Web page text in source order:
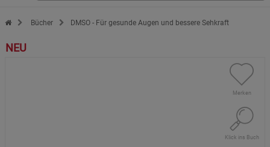
Zur Startseite des Kopp Verlag Online-Shop
Bücher DMSO - Für gesunde Augen und bessere Sehkraft
NEU
Merken
Klick ins Buch